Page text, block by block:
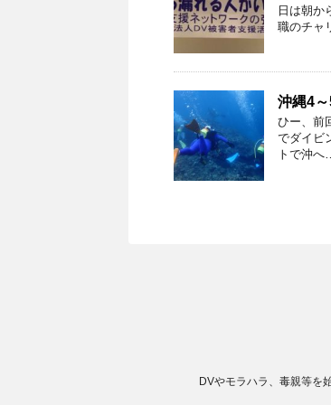
日は朝か
職のチャ
沖縄4
ひー、前
でダイビ
トで沖
DVやモラハラ、毒親等を